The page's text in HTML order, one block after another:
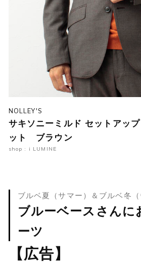
NOLLEY'S
サキソニーミルド セットアッ
ット ブラウン
shop : i LUMINE
ブルベ夏（サマー）＆ブルベ冬（
ブルーベースさんに
ーツ
【広告】